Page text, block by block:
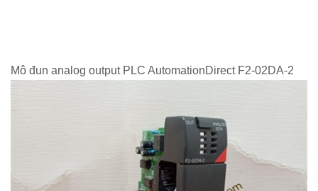
Mô đun analog output PLC AutomationDirect F2-02DA-2